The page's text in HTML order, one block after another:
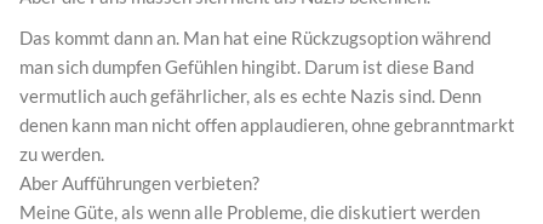
Das kommt dann an. Man hat eine Rückzugsoption während
man sich dumpfen Gefühlen hingibt. Darum ist diese Band
vermutlich auch gefährlicher, als es echte Nazis sind. Denn
denen kann man nicht offen applaudieren, ohne gebranntmarkt
zu werden.
Aber Aufführungen verbieten?
Meine Güte, als wenn alle Probleme, die diskutiert werden